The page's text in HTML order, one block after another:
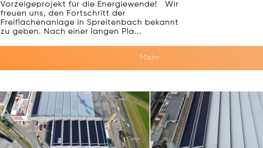
Vorzeigeprojekt für die Energiewende! Wir
freuen uns, den Fortschritt der
Freiflächenanlage in Spreitenbach bekannt
zu geben. Nach einer langen Pla...
Mehr